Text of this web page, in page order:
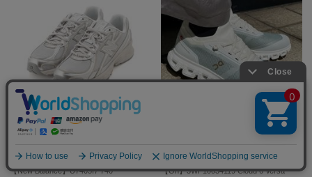
LITTLE UNION TOKYO
【New Balance】U7405I7 740
LITTLE UNION TOKYO
【On】3WF10034119 Cloud 6 Versa